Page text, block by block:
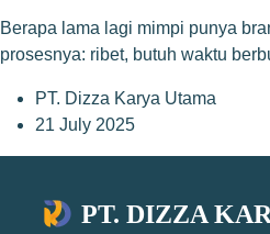
Berapa lama lagi mimpi punya
prosesnya: ribet, butuh waktu
PT. Dizza Karya Utama
21 July 2025
PT. DIZZA